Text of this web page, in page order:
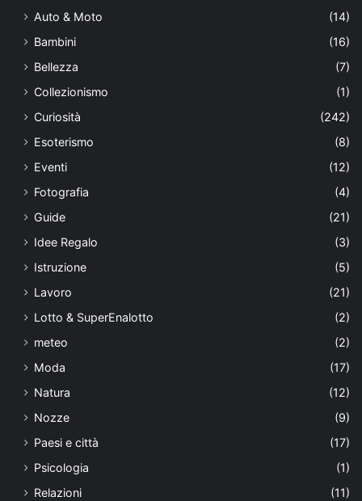
Auto & Moto
(14)
Bambini
(16)
Bellezza
(7)
Collezionismo
(1)
Curiosità
(242)
Esoterismo
(8)
Eventi
(12)
Fotografia
(4)
Guide
(21)
Idee Regalo
(3)
Istruzione
(5)
Lavoro
(21)
Lotto & SuperEnalotto
(2)
meteo
(2)
Moda
(17)
Natura
(12)
Nozze
(9)
Paesi e città
(17)
Psicologia
(1)
Relazioni
(11)